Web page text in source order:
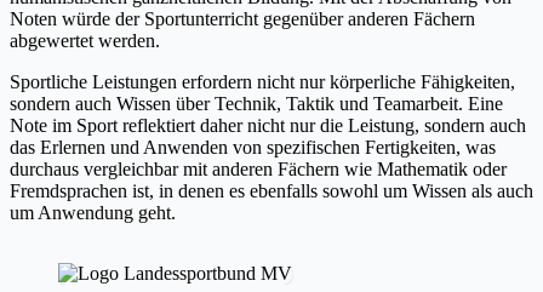
Noten würde der Sportunterricht gegenüber anderen Fächern
abgewertet werden.
Sportliche Leistungen erfordern nicht nur körperliche Fähigkeiten,
sondern auch Wissen über Technik, Taktik und Teamarbeit. Eine
Note im Sport reflektiert daher nicht nur die Leistung, sondern auch
das Erlernen und Anwenden von spezifischen Fertigkeiten, was
durchaus vergleichbar mit anderen Fächern wie Mathematik oder
Fremdsprachen ist, in denen es ebenfalls sowohl um Wissen als auch
um Anwendung geht.